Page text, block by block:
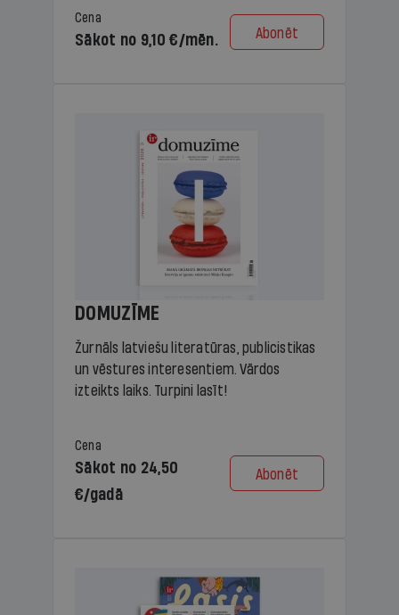
Cena
Sākot no 9,10 €/mēn. Abonēt
DOMUZĪME
Žurnāls latviešu literatūras, publicistikas
un vēstures interesentiem. Vārdos
izteikts laiks. Turpini lasīt!
Cena
Sākot no 24,50
€/gadā
Abonēt